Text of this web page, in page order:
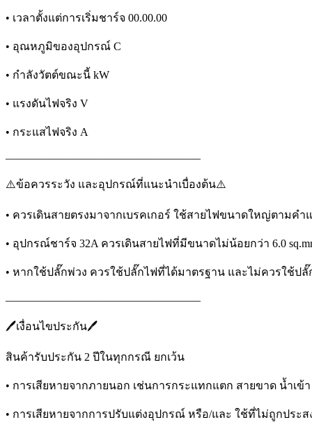
• เวลาตั้งแต่การเริ่มชาร์จ 00.00.00
• อุณหภูมิของอุปกรณ์ C
• กำลังวัตต์ขณะนี้ kW
• แรงดันไฟจริง V
• กระแสไฟจริง A
—————————————————–
⚠️ข้อควรระวัง และอุปกรณ์ที่แนะนำเบื่องต้น⚠️
• ควรเดินสายตรงมาจากเบรคเกอร์ ใช้สายไฟขนาดใหญ่ตามคำ
• อุปกรณ์ชาร์จ 32A ควรเดินสายไฟที่มีขนาดไม่น้อยกว่า 6.0
• หากใช้ปลั๊กพ่วง ควรใช้ปลั๊กไฟที่ได้มาตรฐาน และไม่ควรใช้ปลั๊ก
—————————————————–
🖊️เงื่อนไขประกัน🖊️
สินค้ารับประกัน 2 ปีในทุกกรณี ยกเว้น
• การเสียหายจากภายนอก เช่นการกระแทกแตก สายขาด น้ำเข้
• การเสียหายจากการปรับแต่งอุปกรณ์ หรือ/และ ใช้ที่ไม่ถูกประ